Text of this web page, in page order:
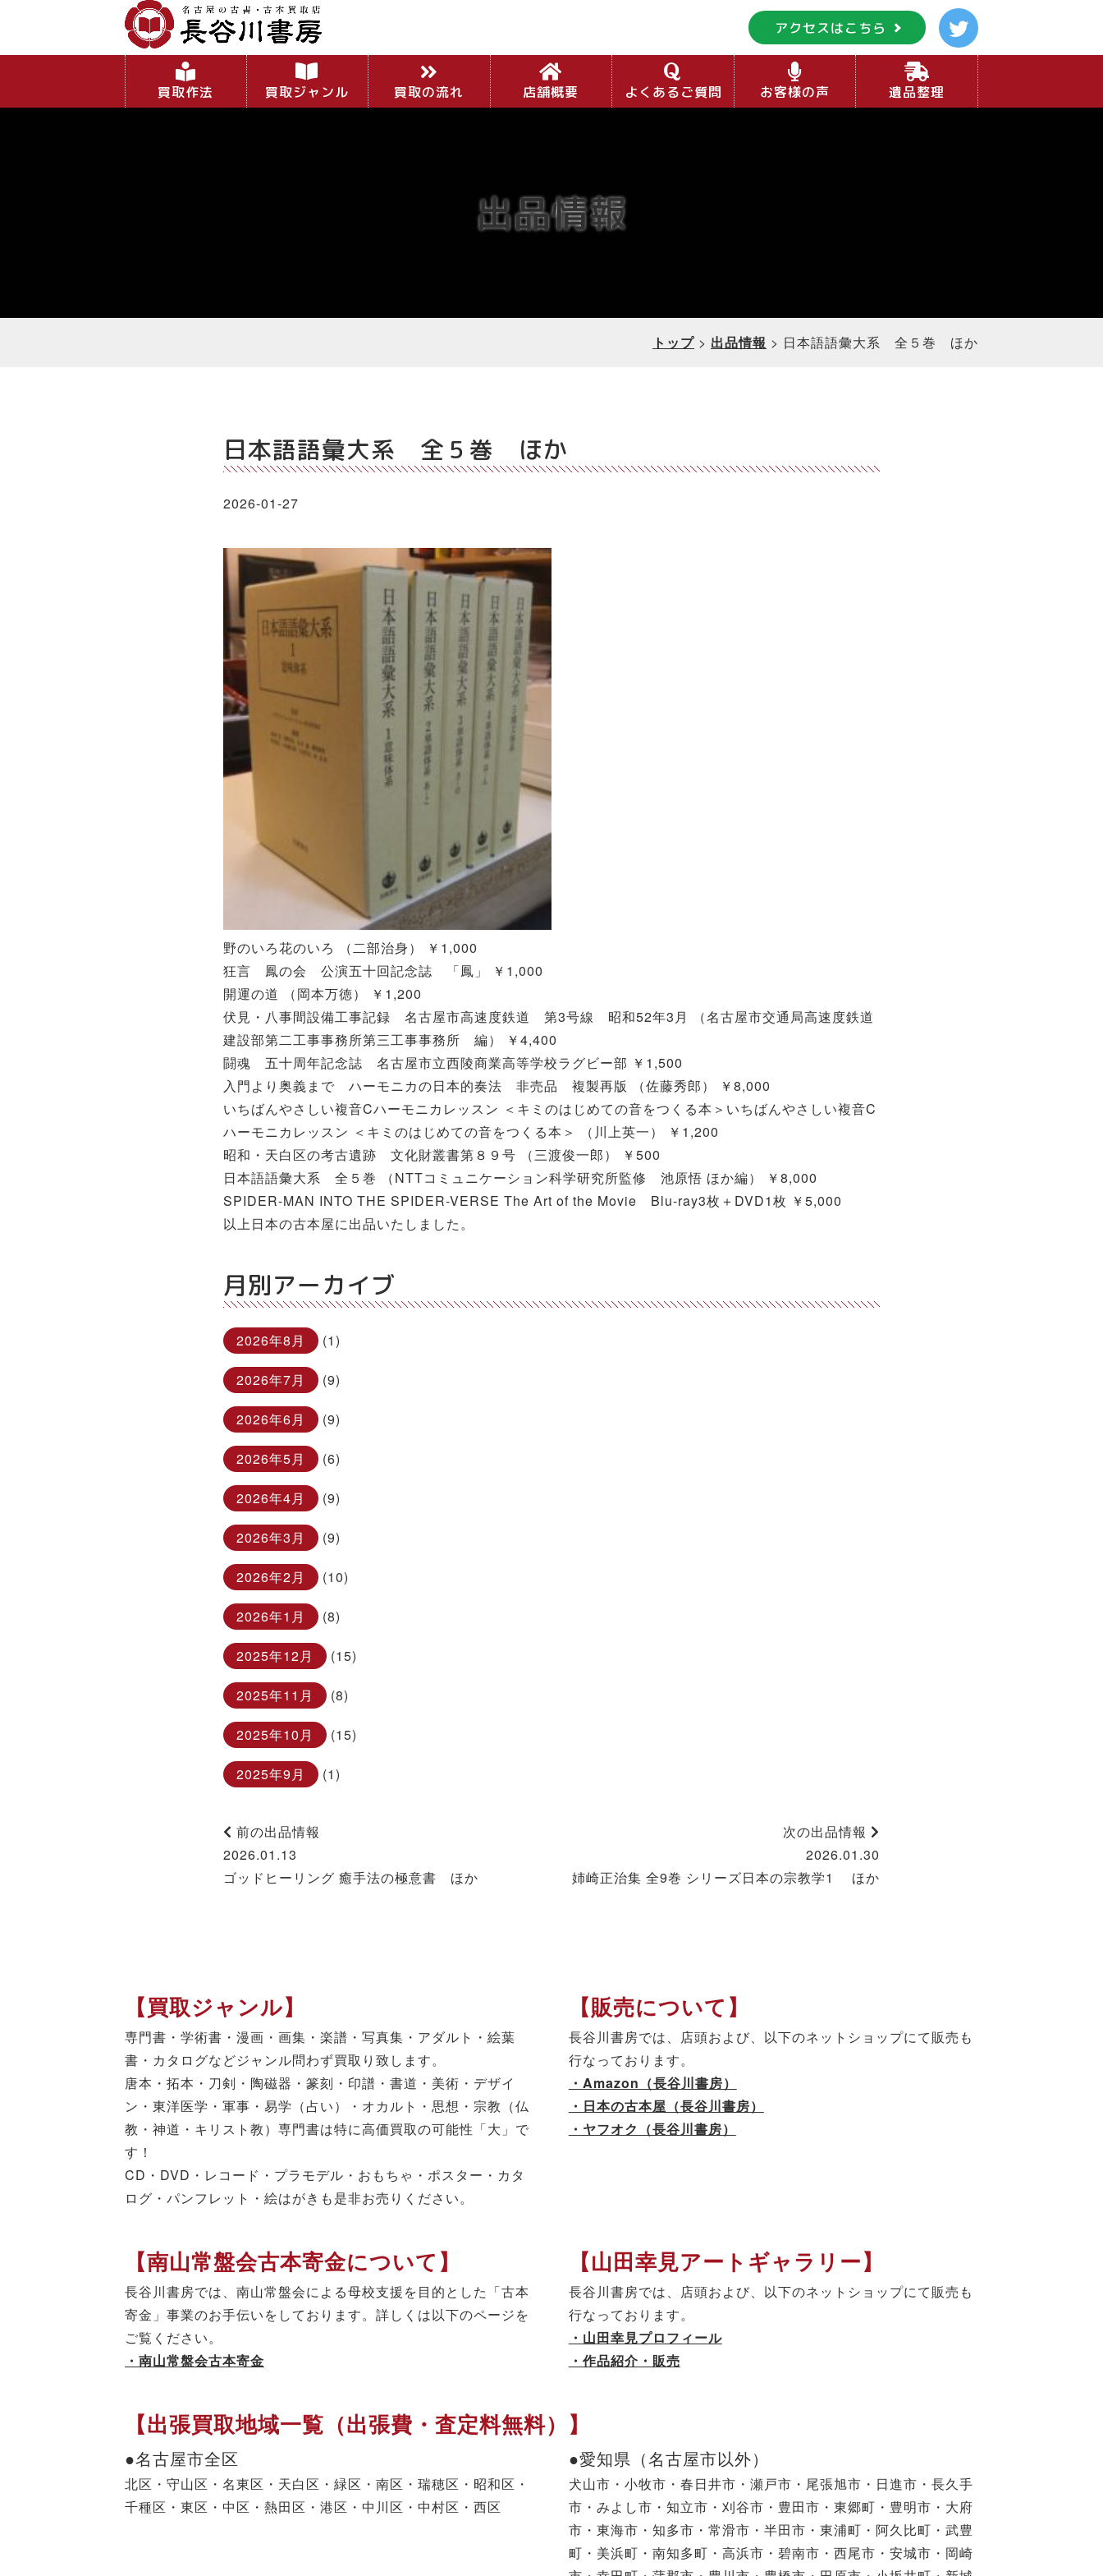
アクセスはこちら
買取作法 買取ジャンル 買取の流れ 店舗概要 よくあるご質問 お客様の声 遺品整理
出品情報
トップ > 出品情報 > 日本語語彙大系 全５巻 ほか
日本語語彙大系 全５巻 ほか
2026-01-27
野のいろ花のいろ （二部治身） ￥1,000
狂言 鳳の会 公演五十回記念誌 「鳳」 ￥1,000
開運の道 （岡本万徳） ￥1,200
伏見・八事間設備工事記録 名古屋市高速度鉄道 第3号線 昭和52年3月 （名古屋市交通局高速度鉄道
建設部第二工事事務所第三工事事務所 編） ￥4,400
闘魂 五十周年記念誌 名古屋市立西陵商業高等学校ラグビー部 ￥1,500
入門より奥義まで ハーモニカの日本的奏法 非売品 複製再版 （佐藤秀郎） ￥8,000
いちばんやさしい複音Cハーモニカレッスン ＜キミのはじめての音をつくる本＞いちばんやさしい複音C
ハーモニカレッスン ＜キミのはじめての音をつくる本＞ （川上英一） ￥1,200
昭和・天白区の考古遺跡 文化財叢書第８９号 （三渡俊一郎） ￥500
日本語語彙大系 全５巻 （NTTコミュニケーション科学研究所監修 池原悟 ほか編） ￥8,000
SPIDER-MAN INTO THE SPIDER-VERSE The Art of the Movie Blu-ray3枚＋DVD1枚 ￥5,000
以上日本の古本屋に出品いたしました。
月別アーカイブ
2026年8月 (1)
2026年7月 (9)
2026年6月 (9)
2026年5月 (6)
2026年4月 (9)
2026年3月 (9)
2026年2月 (10)
2026年1月 (8)
2025年12月 (15)
2025年11月 (8)
2025年10月 (15)
2025年9月 (1)
前の出品情報
2026.01.13
ゴッドヒーリング 癒手法の極意書 ほか
次の出品情報
2026.01.30
姉崎正治集 全9巻 シリーズ日本の宗教学1 ほか
【買取ジャンル】
専門書・学術書・漫画・画集・楽譜・写真集・アダルト・絵葉
書・カタログなどジャンル問わず買取り致します。
唐本・拓本・刀剣・陶磁器・篆刻・印譜・書道・美術・デザイ
ン・東洋医学・軍事・易学（占い）・オカルト・思想・宗教（仏
教・神道・キリスト教）専門書は特に高価買取の可能性「大」で
す！
CD・DVD・レコード・プラモデル・おもちゃ・ポスター・カタ
ログ・パンフレット・絵はがきも是非お売りください。
【販売について】
長谷川書房では、店頭および、以下のネットショップにて販売も
行なっております。
・Amazon（長谷川書房）
・日本の古本屋（長谷川書房）
・ヤフオク（長谷川書房）
【南山常盤会古本寄金について】
長谷川書房では、南山常盤会による母校支援を目的とした「古本
寄金」事業のお手伝いをしております。詳しくは以下のページを
ご覧ください。
・南山常盤会古本寄金
【山田幸見アートギャラリー】
長谷川書房では、店頭および、以下のネットショップにて販売も
行なっております。
・山田幸見プロフィール
・作品紹介・販売
【出張買取地域一覧（出張費・査定料無料）】
●名古屋市全区
北区・守山区・名東区・天白区・緑区・南区・瑞穂区・昭和区・
千種区・東区・中区・熱田区・港区・中川区・中村区・西区
●愛知県（名古屋市以外）
犬山市・小牧市・春日井市・瀬戸市・尾張旭市・日進市・長久手
市・みよし市・知立市・刈谷市・豊田市・東郷町・豊明市・大府
市・東海市・知多市・常滑市・半田市・東浦町・阿久比町・武豊
町・美浜町・南知多町・高浜市・碧南市・西尾市・安城市・岡崎